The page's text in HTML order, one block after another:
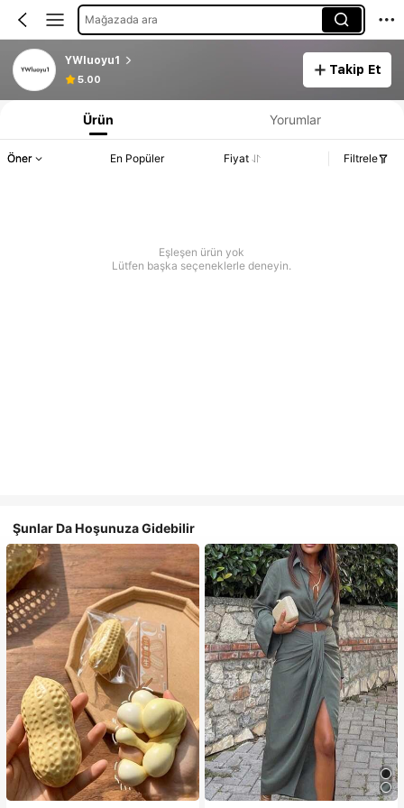
Mağazada ara
YWluoyu1
5.00
Takip Et
Ürün Yorumlar
Öner En Popüler Fiyat Filtrele
Eşleşen ürün yok
Lütfen başka seçeneklerle deneyin.
Şunlar Da Hoşunuza Gidebilir